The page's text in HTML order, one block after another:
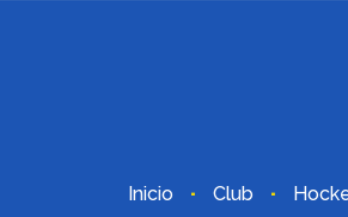
Inicio · Club ·